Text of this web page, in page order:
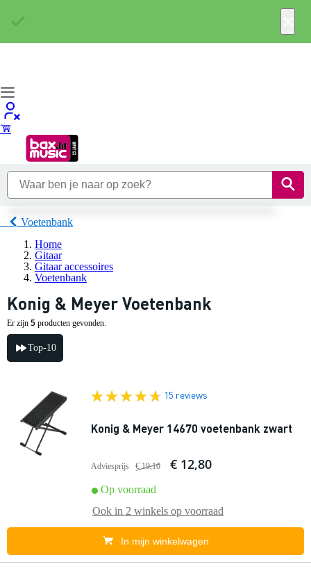
Voetenbank
Home
Gitaar
Gitaar accessoires
Voetenbank
Konig & Meyer Voetenbank
Er zijn 5 producten gevonden.
Top-10
15 reviews
Konig & Meyer 14670 voetenbank zwart
Adviesprijs € 19,10 € 12,80
Op voorraad
Ook in 2 winkels op voorraad
In mijn winkelwagen